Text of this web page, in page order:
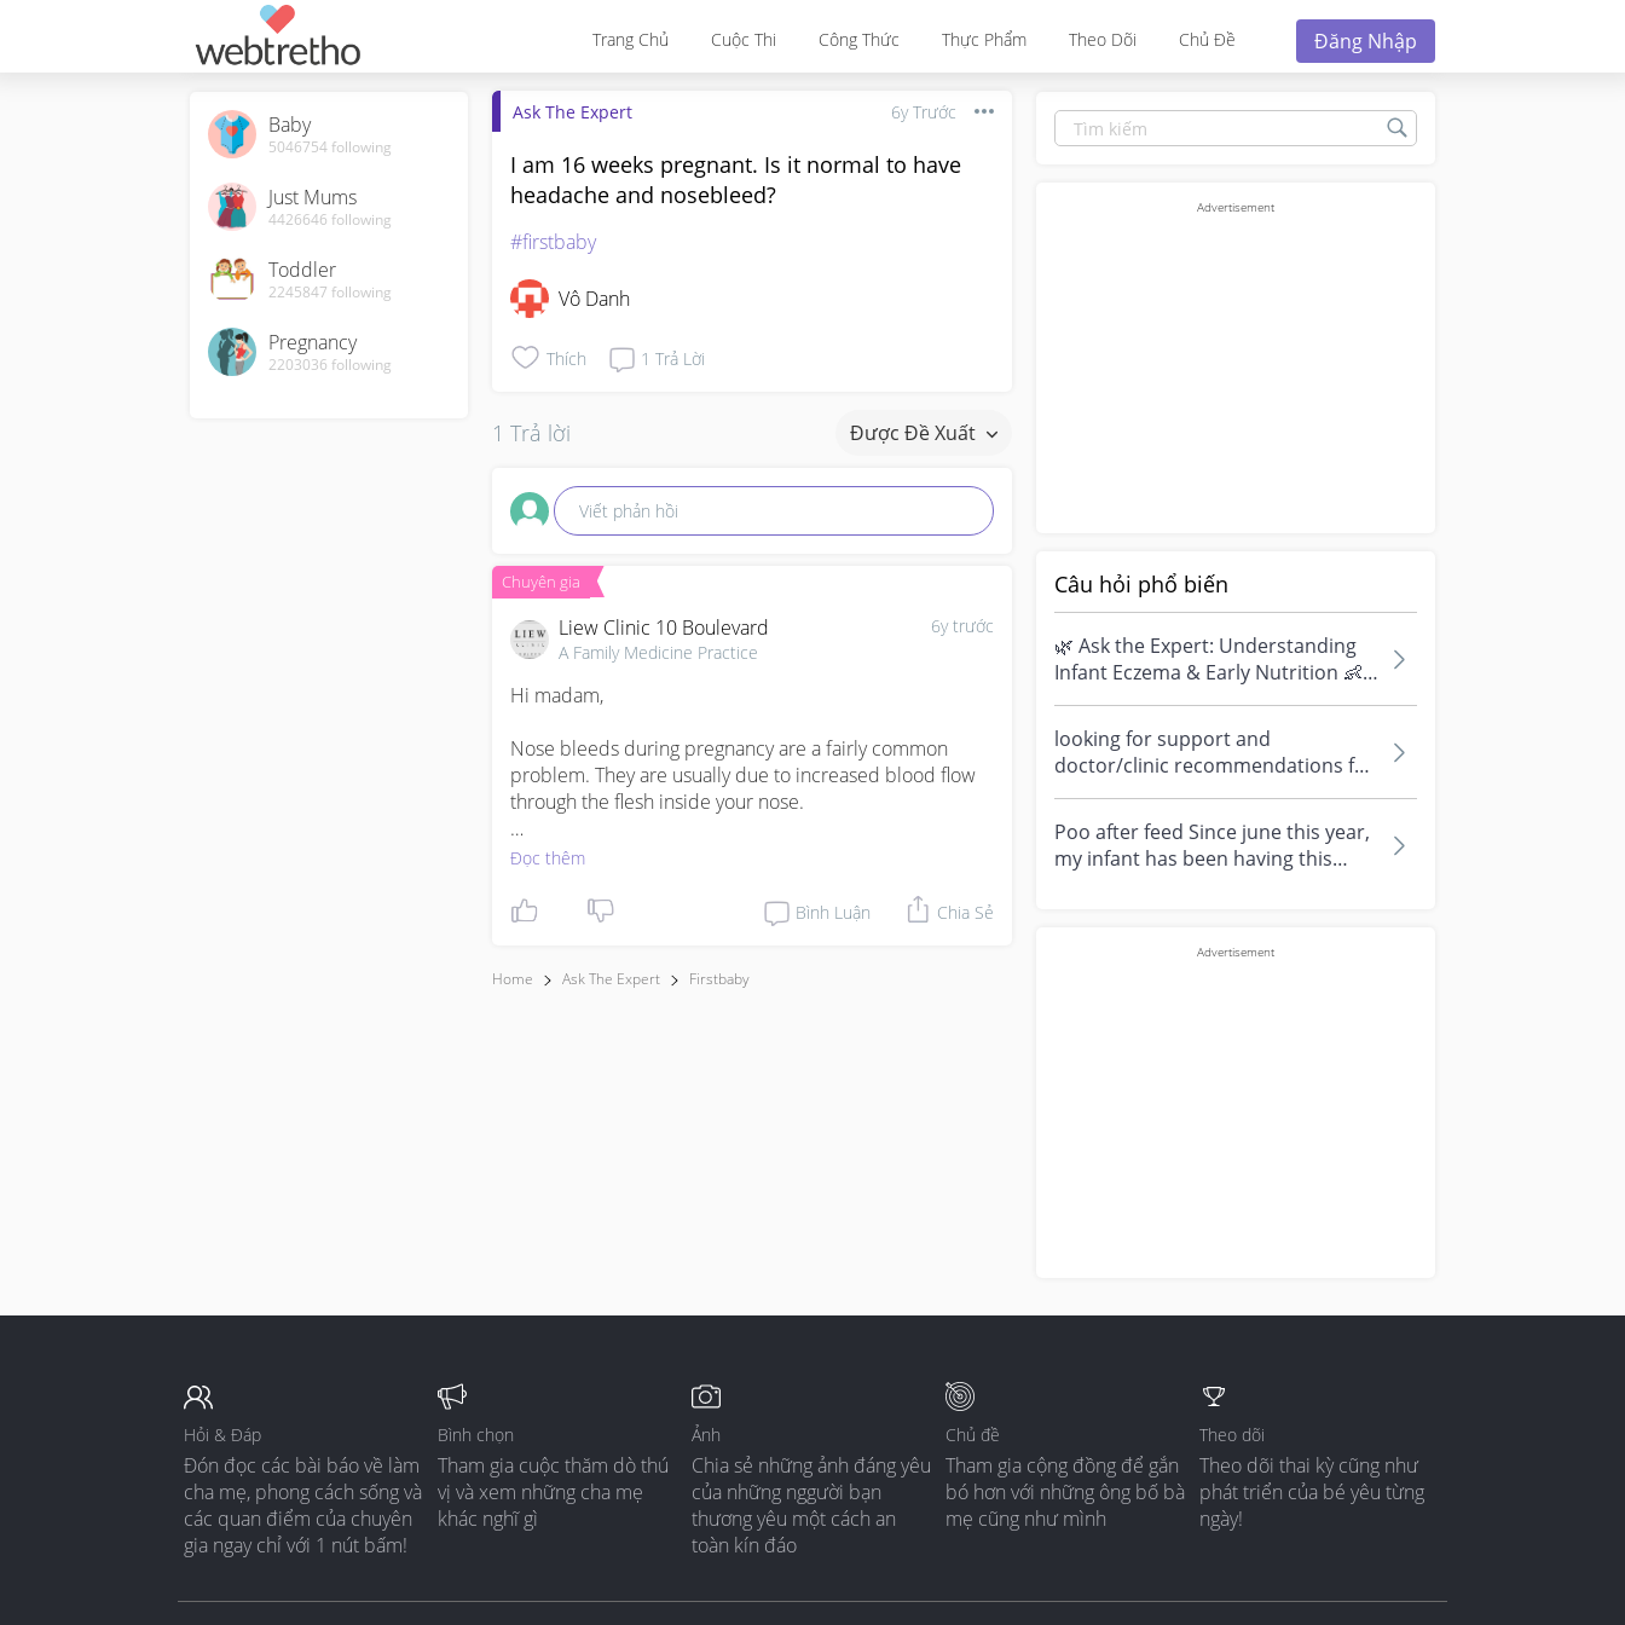
Trang Chủ Cuộc Thi Công Thức Thực Phẩm Theo Dõi Chủ Đề Đăng Nhập
Baby
5046754following
Just Mums
4426646 following
Toddler
2245847 following
Pregnancy
2203036 following
Ask The Expert 6y Trước
I am 16 weeks pregnant. Is it normal to have
headache and nosebleed?
#firstbaby
Vô Danh
Thích 1 Trả Lời
1 Trả lời Được Đề Xuất
Viết phản hồi
Chuyên gia
6y trước
Liew Clinic 10 Boulevard
A Family Medicine Practice
Hi madam,
Nose bleeds during pregnancy are a fairly common
problem. They are usually due to increased blood flow
through the flesh inside your nose.
The increased blood flow is due to the great hormonal
of your pregnancy.
increased blood flow to the head. However, there may
Đọc thêm
Bình Luận Chia Sẻ
Home Ask The Expert Firstbaby
Câu hỏi phổ biến
🌿 Ask the Expert: Understanding
Infant Eczema & Early Nutrition 👶
Have questions about eczema,
sensi...
looking for support and
doctor/clinic recommendations for
a medical abortion i'm feeling really
over...
Poo after feed Since june this year,
my infant has been having this
Hỏi & Đáp
Đón đọc các bài báo về làm
cha mẹ, phong cách sống và
các quan điểm của chuyên
gia ngay chỉ với 1 nút bấm!
Bình chọn
Tham gia cuộc thăm dò thú
vị và xem những cha mẹ
khác nghĩ gì
Ảnh
Chia sẻ những ảnh đáng yêu
của những nggười bạn
thương yêu một cách an
toàn kín đáo
Chủ đề
Tham gia cộng đồng để gắn
bó hơn với những ông bố bà
mẹ cũng như mình
Theo dõi
Theo dõi thai kỳ cũng như
phát triển của bé yêu từng
ngày!